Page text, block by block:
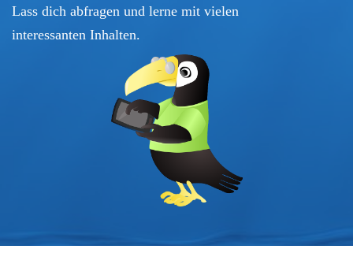
Lass dich abfragen und lerne mit vielen
interessanten Inhalten.